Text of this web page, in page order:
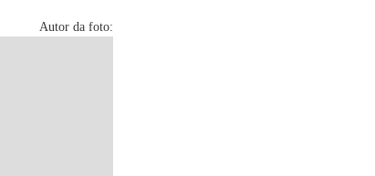
Autor da foto: